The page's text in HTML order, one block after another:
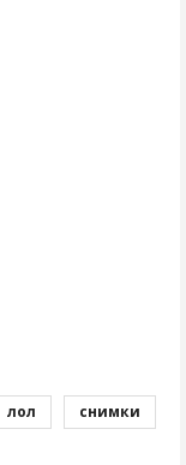
лол
снимки